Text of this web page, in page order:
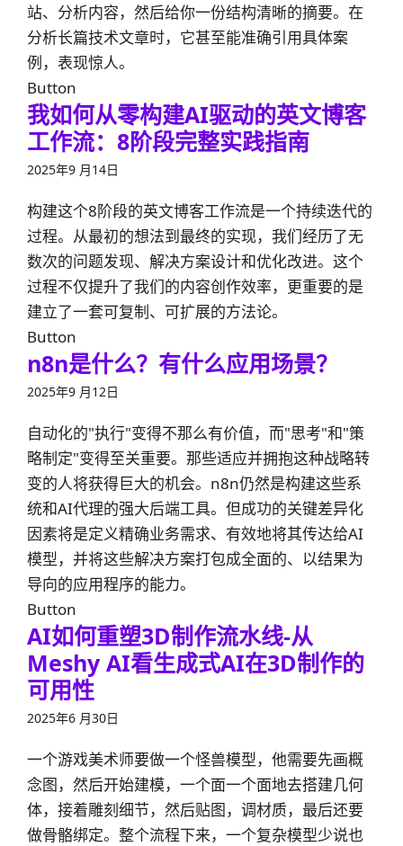
站、分析内容，然后给你一份结构清晰的摘要。在
分析长篇技术文章时，它甚至能准确引用具体案
例，表现惊人。
Button
我如何从零构建AI驱动的英文博客
工作流：8阶段完整实践指南
2025年9 月14日
构建这个8阶段的英文博客工作流是一个持续迭代的
过程。从最初的想法到最终的实现，我们经历了无
数次的问题发现、解决方案设计和优化改进。这个
过程不仅提升了我们的内容创作效率，更重要的是
建立了一套可复制、可扩展的方法论。
Button
n8n是什么？有什么应用场景？
2025年9 月12日
自动化的"执行"变得不那么有价值，而"思考"和"策
略制定"变得至关重要。那些适应并拥抱这种战略转
变的人将获得巨大的机会。n8n仍然是构建这些系
统和AI代理的强大后端工具。但成功的关键差异化
因素将是定义精确业务需求、有效地将其传达给AI
模型，并将这些解决方案打包成全面的、以结果为
导向的应用程序的能力。
Button
AI如何重塑3D制作流水线-从
Meshy AI看生成式AI在3D制作的
可用性
2025年6 月30日
一个游戏美术师要做一个怪兽模型，他需要先画概
念图，然后开始建模，一个面一个面地去搭建几何
体，接着雕刻细节，然后贴图，调材质，最后还要
做骨骼绑定。整个流程下来，一个复杂模型少说也